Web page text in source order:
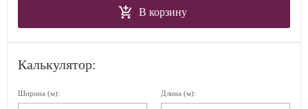
В корзину
Калькулятор:
Ширина (м): Длина (м):